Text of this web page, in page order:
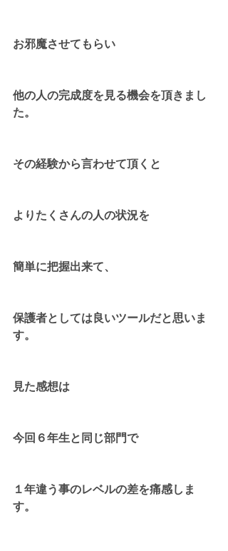
お邪魔させてもらい
他の人の完成度を見る機会を頂きまし
た。
その経験から言わせて頂くと
よりたくさんの人の状況を
簡単に把握出来て、
保護者としては良いツールだと思いま
す。
見た感想は
今回６年生と同じ部門で
１年違う事のレベルの差を痛感しま
す。